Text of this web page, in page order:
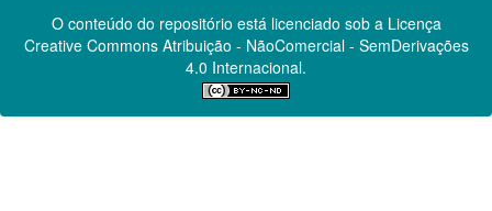
O conteúdo do repositório está licenciado sob a Licença
Creative CommonsAtribuição - NãoComercial - SemDerivações
4.0 Internacional.